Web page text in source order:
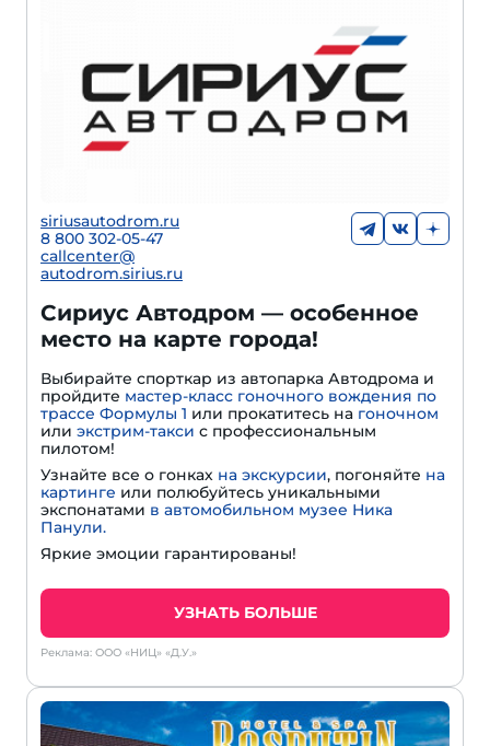
siriusautodrom.ru
8 800 302-05-47
callcenter@
autodrom.sirius.ru
Сириус Автодром — особенное
место на карте города!
Выбирайте спорткар из автопарка Автодрома и
пройдите мастер-класс гоночного вождения по
трассе Формулы 1 или прокатитесь на гоночном
или экстрим-такси с профессиональным
пилотом!
Узнайте все о гонках на экскурсии, погоняйте на
картинге или полюбуйтесь уникальными
экспонатами в автомобильном музее Ника
Панули.
Яркие эмоции гарантированы!
УЗНАТЬ БОЛЬШЕ
Реклама: ООО «НИЦ» «Д.У.»